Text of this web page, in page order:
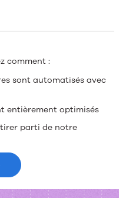
comment :
sont automatisés avec
entièrement optimisés
parti de notre